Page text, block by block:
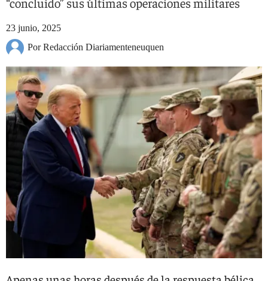
23 junio, 2025
Por Redacción Diariamenteneuquen